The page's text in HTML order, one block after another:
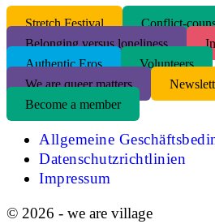
Stretch Festival
Conflict-
Belonging versus loneliness
Authentic Eros
Volunteers
We are queer matters
Become a member
Allgemeine
Datenschutzrichtlinien
Impressum
© 2026 - we are village